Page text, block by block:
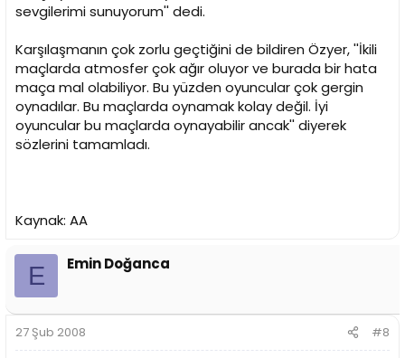
sevgilerimi sunuyorum'' dedi.
Karşılaşmanın çok zorlu geçtiğini de bildiren Özyer, ''İkili
maçlarda atmosfer çok ağır oluyor ve burada bir hata
maça mal olabiliyor. Bu yüzden oyuncular çok gergin
oynadılar. Bu maçlarda oynamak kolay değil. İyi
oyuncular bu maçlarda oynayabilir ancak'' diyerek
sözlerini tamamladı.
Kaynak: AA
E Emin Doğanca
27 Şub 2008 #8